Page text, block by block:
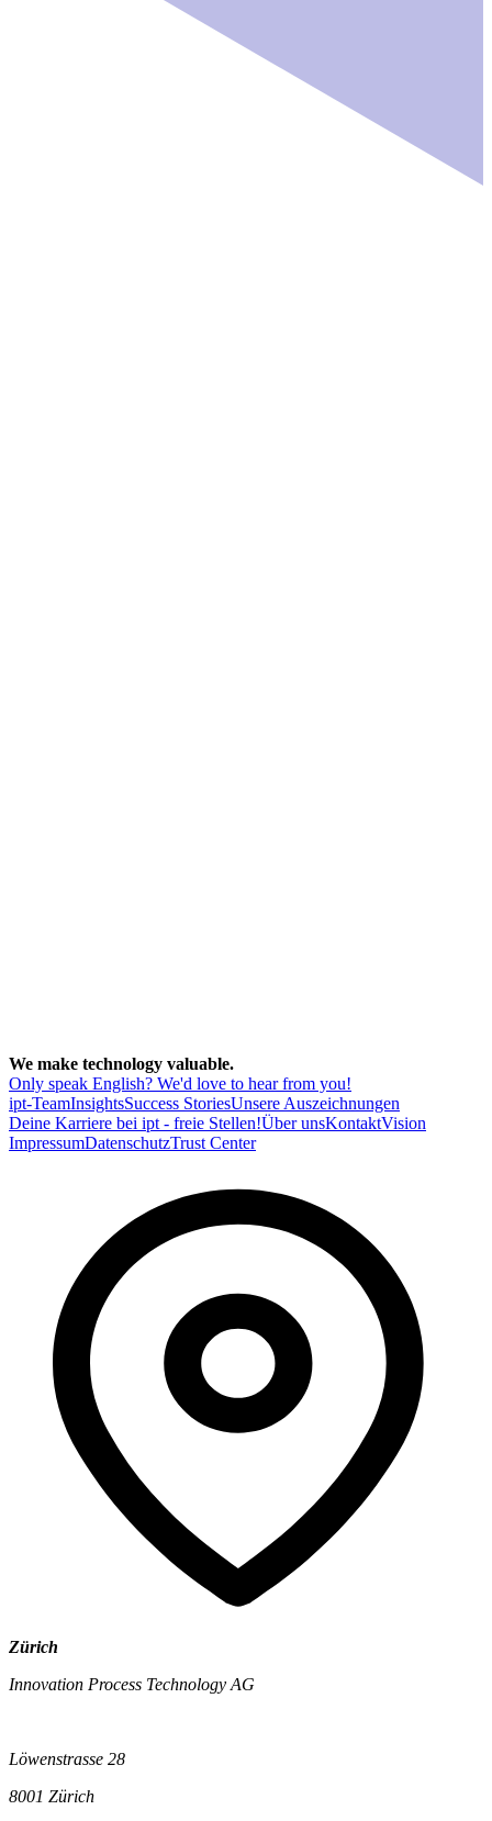
We make technology valuable.
Only speak English? We'd love to hear from you!
ipt-TeamInsightsSuccess StoriesUnsere Auszeichnungen
Deine Karriere bei ipt - freie Stellen!Über unsKontaktVision
ImpressumDatenschutzTrust Center
Zürich
Innovation Process Technology AG
Löwenstrasse 28
8001 Zürich